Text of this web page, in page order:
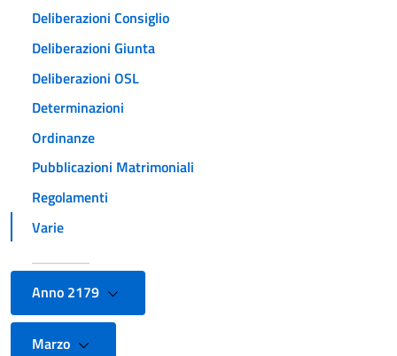
Deliberazioni Consiglio
Deliberazioni Giunta
Deliberazioni OSL
Determinazioni
Ordinanze
Pubblicazioni Matrimoniali
Regolamenti
Varie
Anno 2179
Marzo